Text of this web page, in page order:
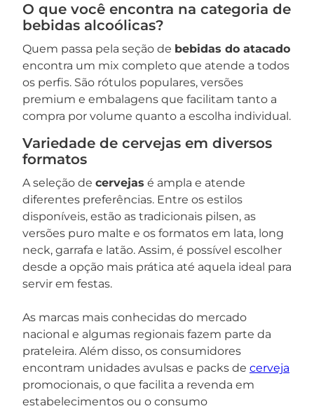
O que você encontra na categoria de
bebidas alcoólicas?
Quem passa pela seção de bebidas do atacado
encontra um mix completo que atende a todos
os perfis. São rótulos populares, versões
premium e embalagens que facilitam tanto a
compra por volume quanto a escolha individual.
Variedade de cervejas em diversos
formatos
A seleção de cervejas é ampla e atende
diferentes preferências. Entre os estilos
disponíveis, estão as tradicionais pilsen, as
versões puro malte e os formatos em lata, long
neck, garrafa e latão. Assim, é possível escolher
desde a opção mais prática até aquela ideal para
servir em festas.
As marcas mais conhecidas do mercado
nacional e algumas regionais fazem parte da
prateleira. Além disso, os consumidores
encontram unidades avulsas e packs de cerveja
promocionais, o que facilita a revenda em
estabelecimentos ou o consumo